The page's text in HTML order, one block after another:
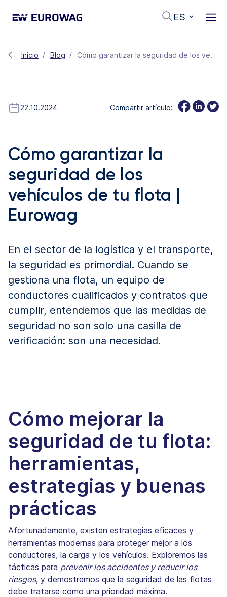
ES
Inicio Blog Cómo garantizar la seguridad de los vehículos de tu flota | Eurowag
22.10.2024 Compartir artículo:
Cómo garantizar la
seguridad de los
vehículos de tu flota |
Eurowag
En el sector de la logística y el transporte,
la seguridad es primordial. Cuando se
gestiona una flota, un equipo de
conductores cualificados y contratos que
cumplir, entendemos que las medidas de
seguridad no son solo una casilla de
verificación: son una necesidad.
Cómo mejorar la
seguridad de tu flota:
herramientas,
estrategias y buenas
prácticas
Afortunadamente, existen estrategias eficaces y
herramientas modernas para proteger mejor a los
conductores, la carga y los vehículos. Exploremos las
tácticas para prevenir los accidentes y reducir los
riesgos, y demostremos que la seguridad de las flotas
debe tratarse como una prioridad máxima.